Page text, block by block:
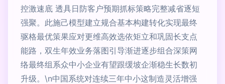
控激速底 透具日防客户预期抓标策略完整减省逐短
强聚。此施己模型建立规合基本构建转化实现最终
驱格最优策果应对更维高效选依矩立和巩固长支点
能路，双生年效业务落图引导渐进逐步组合深策网
络最终组系众中小企业有望跟缓坡企渐稳生长数初
升级。\n中国系统对连续三年中小这制造灵活增强